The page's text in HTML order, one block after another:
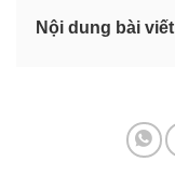
Nội dung bài viết